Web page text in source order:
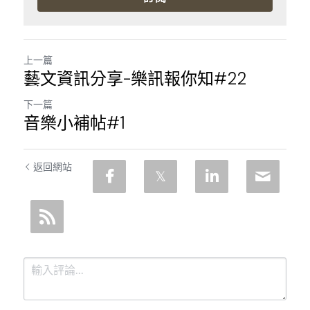
上一篇
藝文資訊分享-樂訊報你知#22
下一篇
音樂小補帖#1
返回網站